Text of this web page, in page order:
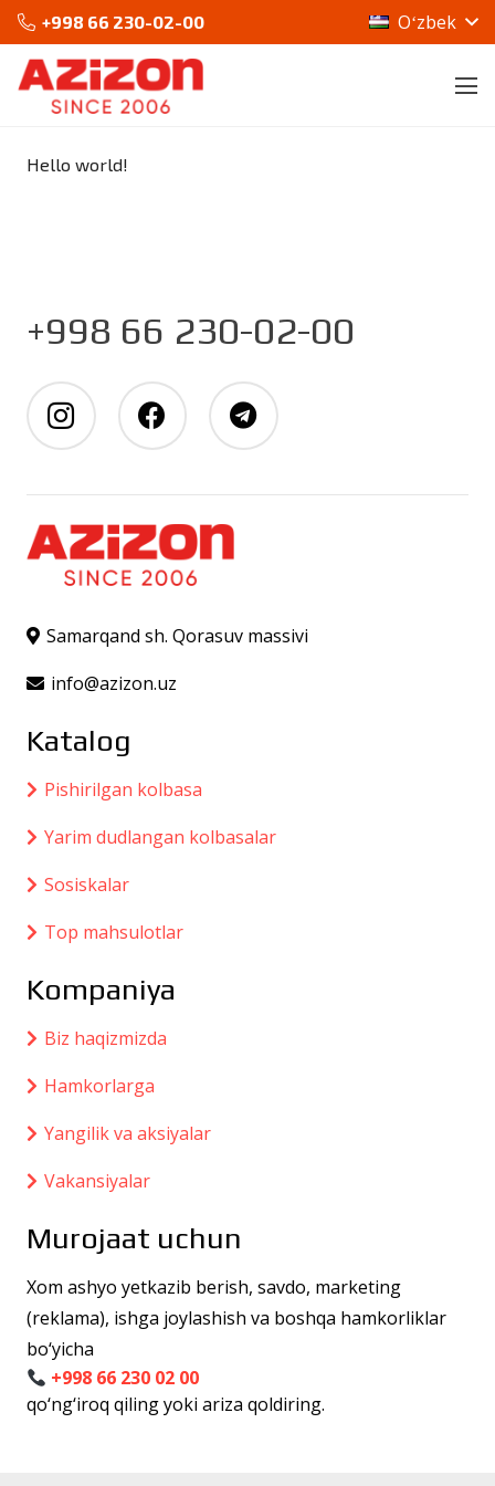
+998 66 230-02-00 Oʻzbek
Hello world!
+998 66 230-02-00
Samarqand sh. Qorasuv massivi
info@azizon.uz
Katalog
Pishirilgan kolbasa
Yarim dudlangan kolbasalar
Sosiskalar
Top mahsulotlar
Kompaniya
Biz haqizmizda
Hamkorlarga
Yangilik va aksiyalar
Vakansiyalar
Murojaat uchun
Xom ashyo yetkazib berish, savdo, marketing
(reklama), ishga joylashish va boshqa hamkorliklar
bo‘yicha
+998 66 230 02 00
qo‘ng‘iroq qiling yoki ariza qoldiring.